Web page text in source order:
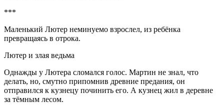
***
Маленький Лютер неминуемо взрослел, из ребёнка
превращаясь в отрока.
Лютер и злая ведьма
Однажды у Лютера сломался голос. Мартин не знал, что
делать, но, смутно припомнив древние предания, он
отправился к кузнецу починить его. А кузнец жил в деревне
за тёмным лесом.